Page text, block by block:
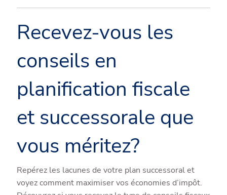
Recevez-vous les
conseils en
planification fiscale
et successorale que
vous méritez?
Repérez les lacunes de votre plan successoral et
voyez comment maximiser vos économies d’impôt.